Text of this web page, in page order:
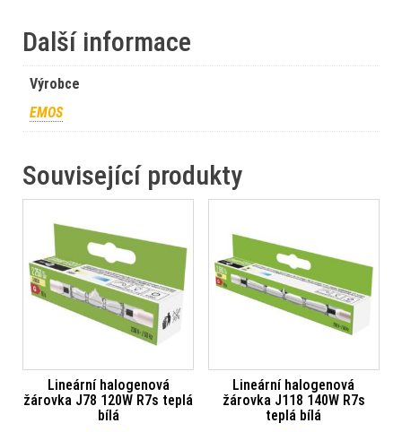
Další informace
Výrobce
EMOS
Související produkty
Lineární halogenová
žárovka J78 120W R7s teplá
bílá
Lineární halogenová
žárovka J118 140W R7s
teplá bílá